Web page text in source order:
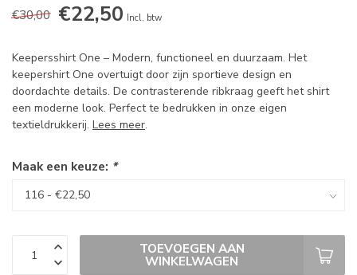
€30,00 €22,50 Incl. btw
Keepersshirt One – Modern, functioneel en duurzaam. Het
keepershirt One overtuigt door zijn sportieve design en
doordachte details. De contrasterende ribkraag geeft het shirt
een moderne look. Perfect te bedrukken in onze eigen
textieldrukkerij. Lees meer.
Maak een keuze: *
TOEVOEGEN AAN
WINKELWAGEN